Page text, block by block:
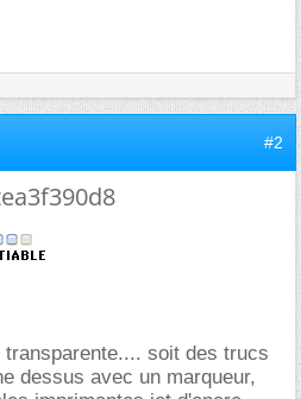
#2
soit des trucs
dessus avec un marqueur,